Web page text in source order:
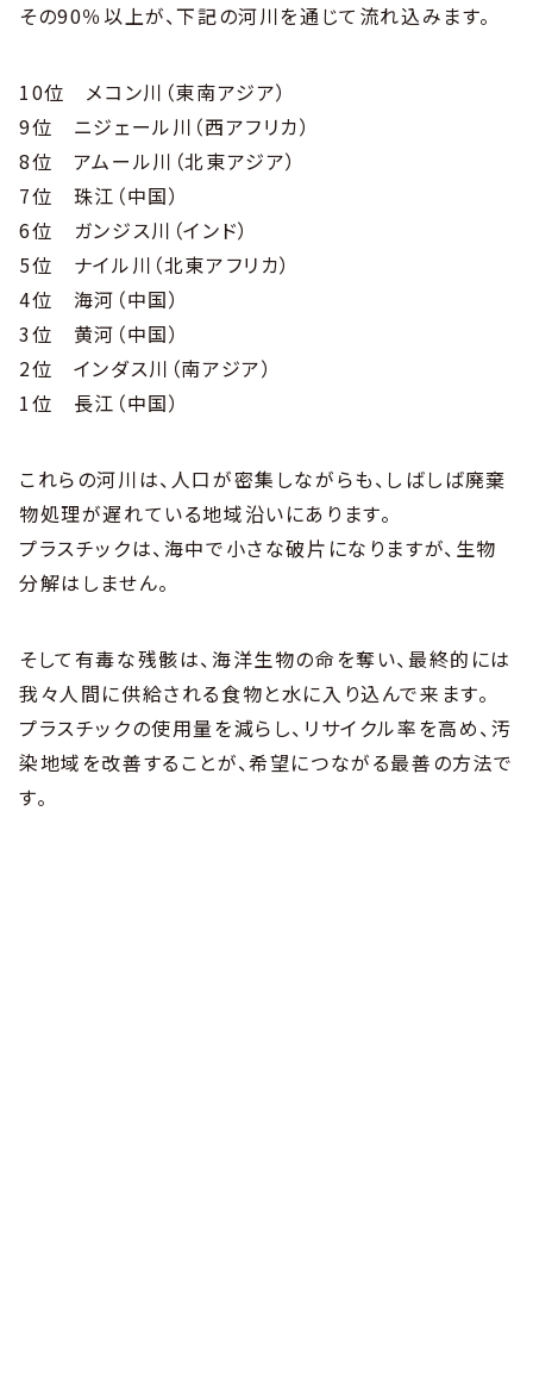
その90％以上が、下記の河川を通じて流れ込みます。
10位 メコン川（東南アジア）
9位 ニジェール川（西アフリカ）
8位 アムール川（北東アジア）
7位 珠江（中国）
6位 ガンジス川（インド）
5位 ナイル川（北東アフリカ）
4位 海河（中国）
3位 黄河（中国）
2位 インダス川（南アジア）
1位 長江（中国）
これらの河川は、人口が密集しながらも、しばしば廃棄
物処理が遅れている地域沿いにあります。
プラスチックは、海中で小さな破片になりますが、生物
分解はしません。
そして有毒な残骸は、海洋生物の命を奪い、最終的には
我々人間に供給される食物と水に入り込んで来ます。
プラスチックの使用量を減らし、リサイクル率を高め、汚
染地域を改善することが、希望につながる最善の方法で
す。